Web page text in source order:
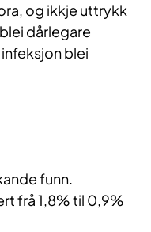
og ikkje uttrykk
dårlegare
blei
funn.
frå 1,8% til 0,9%